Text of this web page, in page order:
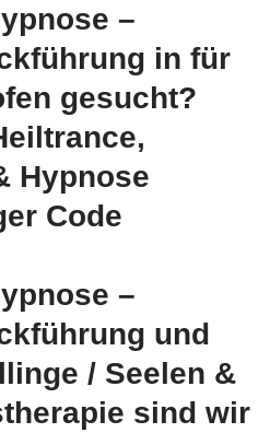
–
in für
gesucht?
Hypnose
Code
–
und
/ Seelen &
sind wir